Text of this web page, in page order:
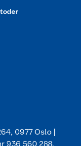
0977 Oslo |
936 560 288.